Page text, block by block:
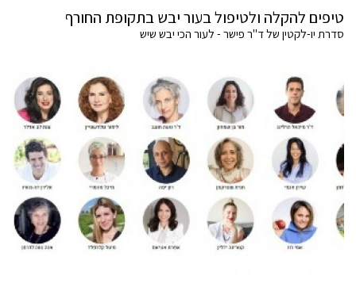
טיפים להקלה ולטיפול בעור יבש בתקופת החורף
סדרת יו-לקטין של ד"ר פישר - לעור הכי יבש שיש